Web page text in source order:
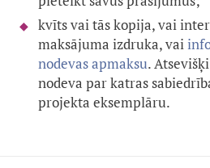
kvīts vai tās kopija, vai
maksājuma izdruka, vai
nodevas apmaksu.
nodeva par katras
projekta eksemplāru.